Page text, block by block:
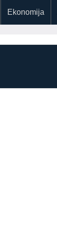
Ekonomija